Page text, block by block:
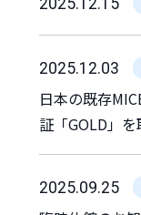
2025.12.03
日本の既存
証「GOLD」
2025.09.25